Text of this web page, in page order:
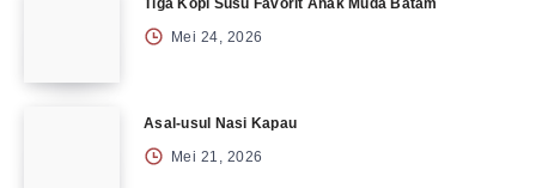
Tiga Kopi Susu Favorit Anak Muda Batam
Mei 24, 2026
Asal-usul Nasi Kapau
Mei 21, 2026